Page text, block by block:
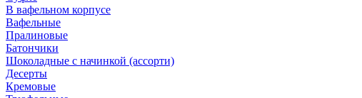
В вафельном корпусе
Вафельные
Пралиновые
Батончики
Шоколадные с начинкой (ассорти)
Десерты
Кремовые